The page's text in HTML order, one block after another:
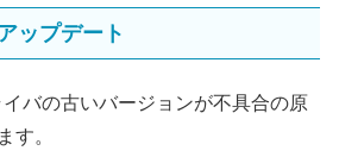
ップデート
バの古いバージョンが不具合の原
す。